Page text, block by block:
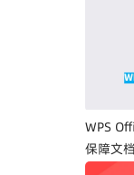
WPS
保障文